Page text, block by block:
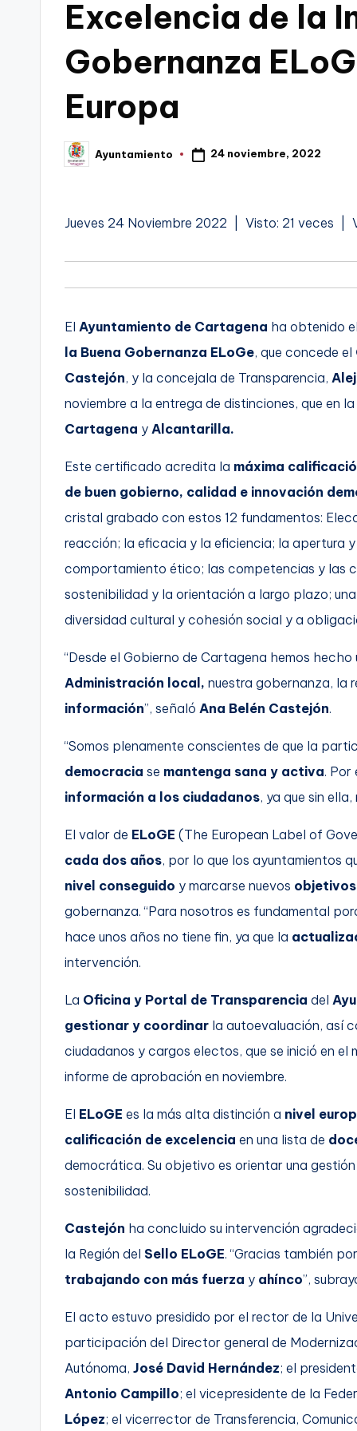
Excelencia de la
Gobernanza
Europa
Publicado
por
Ayuntamiento 24 noviembre, 2022
Jueves 24 Noviembre 2022 | Visto: 21 veces |
El Ayuntamiento de Cartagena ha obtenido el
la Buena Gobernanza ELoGe, que concede el
Castejón, y la concejala de Transparencia,
noviembre a la entrega de distinciones, que en
Cartagena y Alcantarilla.
Este certificado acredita la máxima
de buen gobierno, calidad e innovación
cristal grabado con estos 12 fundamentos:
reacción; la eficacia y la eficiencia; la apertura
comportamiento ético; las competencias y las
sostenibilidad y la orientación a largo plazo;
diversidad cultural y cohesión social y a
“Desde el Gobierno de Cartagena hemos hecho
Administración local, nuestra gobernanza, la
información”, señaló Ana Belén Castejón.
“Somos plenamente conscientes de que la
democracia se mantenga sana y activa. Por
información a los ciudadanos, ya que sin
El valor de ELoGE (The European Label of
cada dos años, por lo que los ayuntamientos
nivel conseguido y marcarse nuevos
gobernanza. “Para nosotros es fundamental
hace unos años no tiene fin, ya que la
intervención.
La Oficina y Portal de Transparencia del
gestionar y coordinar la autoevaluación, así
ciudadanos y cargos electos, que se inició en el
informe de aprobación en noviembre.
El ELoGE es la más alta distinción a nivel
calificación de excelencia en una lista de
democrática. Su objetivo es orientar una
sostenibilidad.
Castejón ha concluido su intervención
la Región del Sello ELoGE. “Gracias también
trabajando con más fuerza y ahínco”,
El acto estuvo presidido por el rector de la
participación del Director general de
Autónoma, José David Hernández; el
Antonio Campillo; el vicepresidente de la
López; el vicerrector de Transferencia,